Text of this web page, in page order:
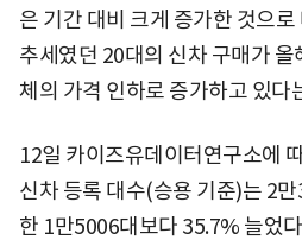
은 기간 대비 크게 증가한 것으
추세였던 20대의 신차 구매가 올
체의 가격 인하로 증가하고 있다
12일 카이즈유데이터연구소에
신차 등록 대수(승용 기준)는 2
한 1만5006대보다 35.7% 늘었